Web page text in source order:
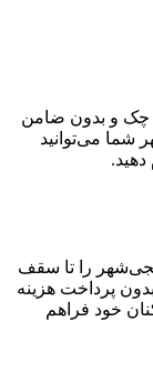
چک و بدون ضامن
شما می‌توانید
را تا سقف
پرداخت هزینه
خود فراهم